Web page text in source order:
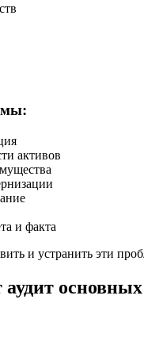
активов
и факта
и устранить эти
основных